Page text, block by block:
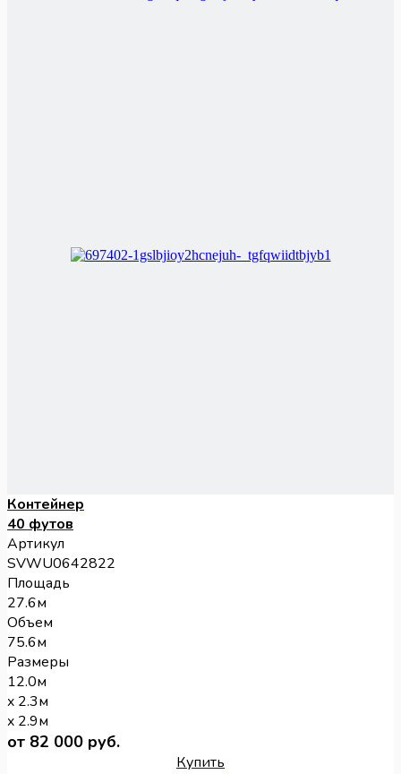
Контейнер
40 футов
Артикул
SVWU0642822
Площадь
27.6м
Объем
75.6м
Размеры
12.0м
x 2.3м
x 2.9м
от 82 000 руб.
Купить